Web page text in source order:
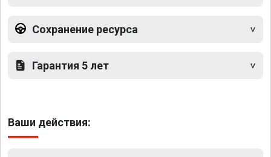
Сохранение ресурса
Гарантия 5 лет
Ваши действия: